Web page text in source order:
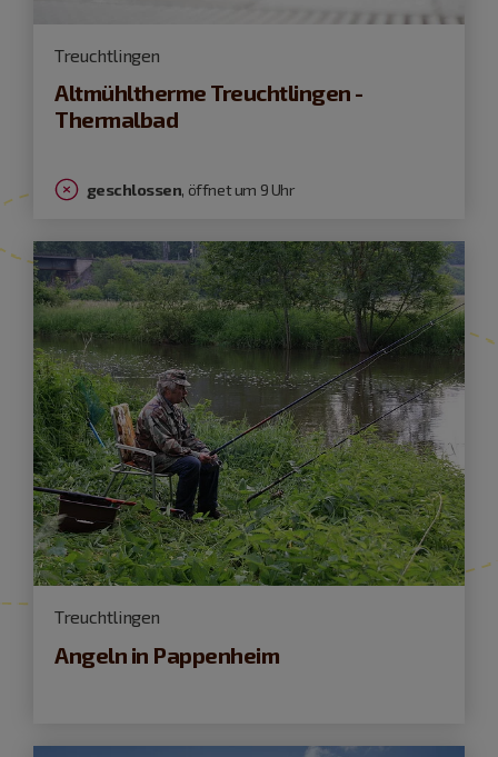
Treuchtlingen
Altmühltherme Treuchtlingen -
Thermalbad
geschlossen, öffnet um 9 Uhr
Treuchtlingen
Angeln in Pappenheim